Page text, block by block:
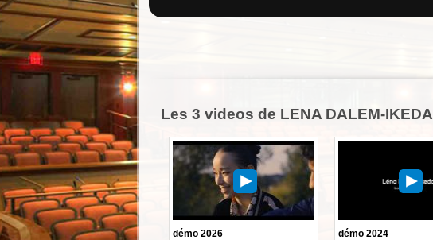
Les 3 videos de LENA DALEM-IKEDA
démo 2026 démo 2024